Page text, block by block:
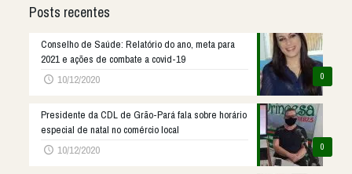
Posts recentes
0
Conselho de Saúde: Relatório do ano, meta para
2021 e ações de combate a covid-19
10/12/2020
0
Presidente da CDL de Grão-Pará fala sobre horário
especial de natal no comércio local
10/12/2020